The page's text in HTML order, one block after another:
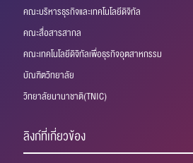
คณะบริหารธุรกิจและเทคโนโลยีดิจิทัล
คณะสื่อสารสากล
คณะเทคโนโลยีดิจิทัลเพื่อธุรกิจอุตสาหกรรม
บัณฑิตวิทยาลัย
วิทยาลัยนานาชาติ(TNIC)
ลิงก์ที่เกี่ยวข้อง